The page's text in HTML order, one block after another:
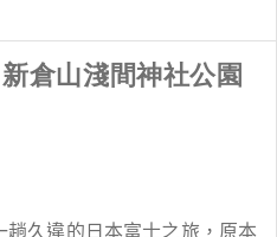
倉山淺間神社公園
久違的日本富士之旅，原本